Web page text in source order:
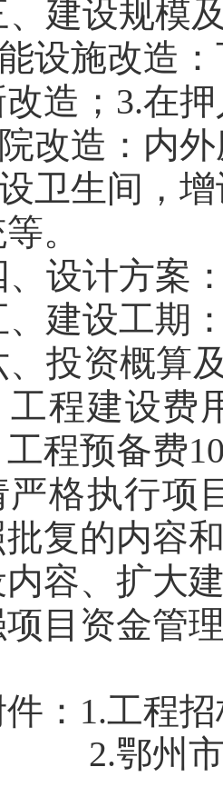
、建设规模
设施改造
造； 3.在
改造：内
卫生间，
。
、设计方案
、建设工期
、投资概算
工程建设费
程预备费
严格执行项
复的内容
容、扩大
项目资金管
： 1.工程
2.鄂州